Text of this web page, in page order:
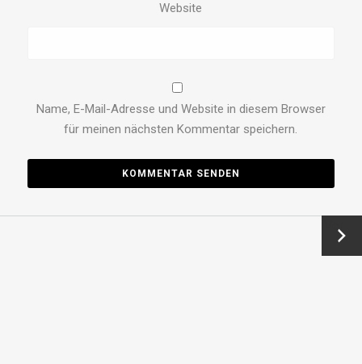
Website
Name, E-Mail-Adresse und Website in diesem Browser
für meinen nächsten Kommentar speichern.
Vor →